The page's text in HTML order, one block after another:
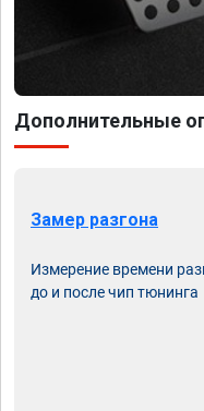
Дополнительные
Замер разгона
Измерение времени
до и после чип тюнинга